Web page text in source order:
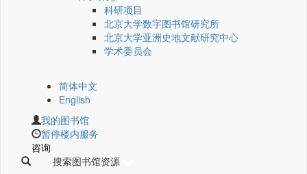
科研项目
北京大学数字图书馆研究所
北京大学亚洲史地文献研究中心
学术委员会
简体中文
English
我的图书馆
暂停楼内服务
咨询
搜索图书馆资源